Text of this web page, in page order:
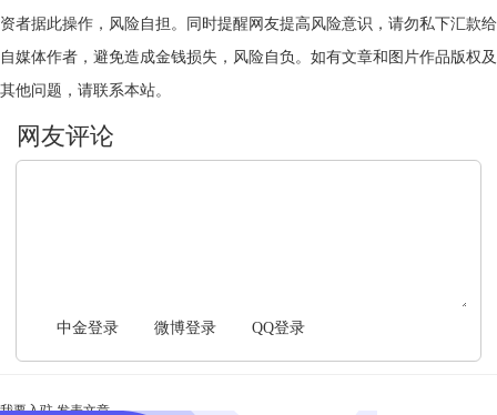
资者据此操作，风险自担。同时提醒网友提高风险意识，请勿私下汇款给
自媒体作者，避免造成金钱损失，风险自负。如有文章和图片作品版权及
其他问题，请联系本站。
中金登录 微博登录 QQ登录
我要入驻 发表文章